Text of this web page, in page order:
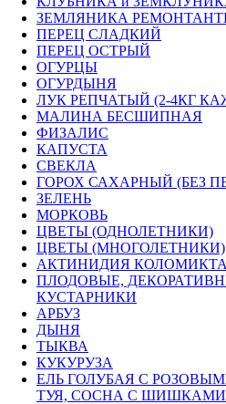
ЗЕМЛЯНИКА
ПЕРЕЦ СЛАДКИЙ
ПЕРЕЦ ОСТРЫЙ
ОГУРЦЫ
ОГУРДЫНЯ
ЛУК РЕПЧАТЫЙ (2-4КГ
МАЛИНА БЕСШИПНАЯ
ФИЗАЛИС
КАПУСТА
СВЕКЛА
ГОРОХ САХАРНЫЙ (БЕЗ
ЗЕЛЕНЬ
МОРКОВЬ
ЦВЕТЫ (ОДНОЛЕТНИКИ)
ЦВЕТЫ (МНОГОЛЕТНИКИ)
АКТИНИДИЯ
ПЛОДОВЫЕ,
КУСТАРНИКИ
АРБУЗ
ДЫНЯ
ТЫКВА
КУКУРУЗА
ЕЛЬ ГОЛУБАЯ С
ТУЯ, СОСНА С ШИШКАМИ